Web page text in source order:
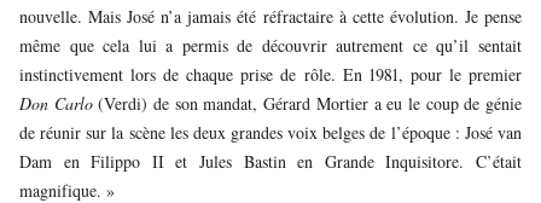
nouvelle. Mais José n’a jamais été réfractaire à cette évolution. Je pense
même que cela lui a permis de découvrir autrement ce qu’il sentait
instinctivement lors de chaque prise de rôle. En 1981, pour le premier
Don Carlo(Verdi) de son mandat, Gérard Mortier a eu le coup de génie
de réunir sur la scène les deux grandes voix belges de l’époque : José van
Dam en Filippo II et Jules Bastin en Grande Inquisitore. C’était
magnifique. »